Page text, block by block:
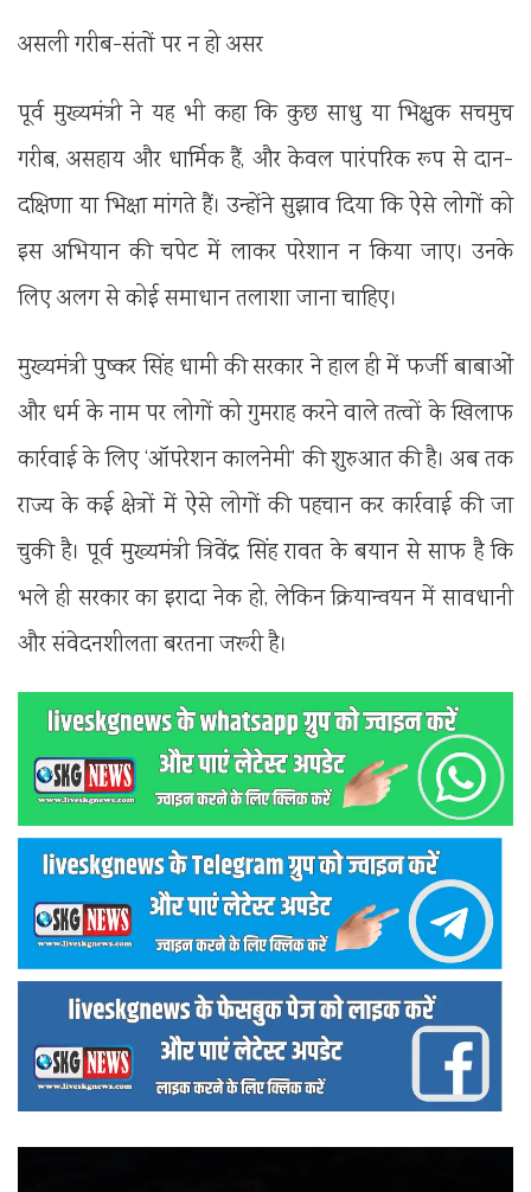
असली गरीब-संतों पर न हो असर
पूर्व मुख्यमंत्री ने यह भी कहा कि कुछ साधु या भिक्षुक सचमुच
गरीब, असहाय और धार्मिक हैं, और केवल पारंपरिक रूप से दान-
दक्षिणा या भिक्षा मांगते हैं। उन्होंने सुझाव दिया कि ऐसे लोगों को
इस अभियान की चपेट में लाकर परेशान न किया जाए। उनके
लिए अलग से कोई समाधान तलाशा जाना चाहिए।
मुख्यमंत्री पुष्कर सिंह धामी की सरकार ने हाल ही में फर्जी बाबाओं
और धर्म के नाम पर लोगों को गुमराह करने वाले तत्वों के खिलाफ
कार्रवाई के लिए ‘ऑपरेशन कालनेमी’ की शुरुआत की है। अब तक
राज्य के कई क्षेत्रों में ऐसे लोगों की पहचान कर कार्रवाई की जा
चुकी है। पूर्व मुख्यमंत्री त्रिवेंद्र सिंह रावत के बयान से साफ है कि
भले ही सरकार का इरादा नेक हो, लेकिन क्रियान्वयन में सावधानी
और संवेदनशीलता बरतना जरूरी है।